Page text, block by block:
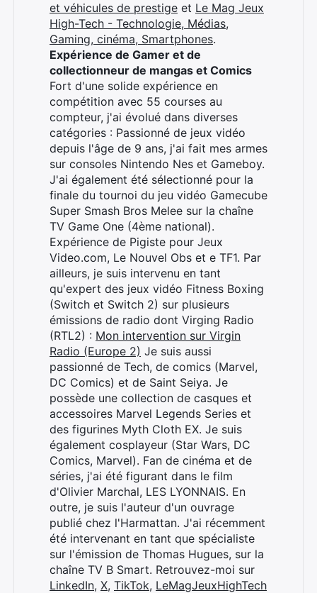
et véhicules de prestige et Le Mag Jeux
High-Tech - Technologie, Médias,
Gaming, cinéma, Smartphones.
Expérience de Gamer et de
collectionneur de mangas et Comics
Fort d'une solide expérience en
compétition avec 55 courses au
compteur, j'ai évolué dans diverses
catégories : Passionné de jeux vidéo
depuis l'âge de 9 ans, j'ai fait mes armes
sur consoles Nintendo Nes et Gameboy.
J'ai également été sélectionné pour la
finale du tournoi du jeu vidéo Gamecube
Super Smash Bros Melee sur la chaîne
TV Game One (4ème national).
Expérience de Pigiste pour Jeux
Video.com, Le Nouvel Obs et e TF1. Par
ailleurs, je suis intervenu en tant
qu'expert des jeux vidéo Fitness Boxing
(Switch et Switch 2) sur plusieurs
émissions de radio dont Virging Radio
(RTL2) : Mon intervention sur Virgin
Radio (Europe 2) Je suis aussi
passionné de Tech, de comics (Marvel,
DC Comics) et de Saint Seiya. Je
possède une collection de casques et
accessoires Marvel Legends Series et
des figurines Myth Cloth EX. Je suis
également cosplayeur (Star Wars, DC
Comics, Marvel). Fan de cinéma et de
séries, j'ai été figurant dans le film
d'Olivier Marchal, LES LYONNAIS. En
outre, je suis l'auteur d'un ouvrage
publié chez l'Harmattan. J'ai récemment
été intervenant en tant que spécialiste
sur l'émission de Thomas Hugues, sur la
chaîne TV B Smart. Retrouvez-moi sur
LinkedIn, X, TikTok, LeMagJeuxHighTech
Rechercher